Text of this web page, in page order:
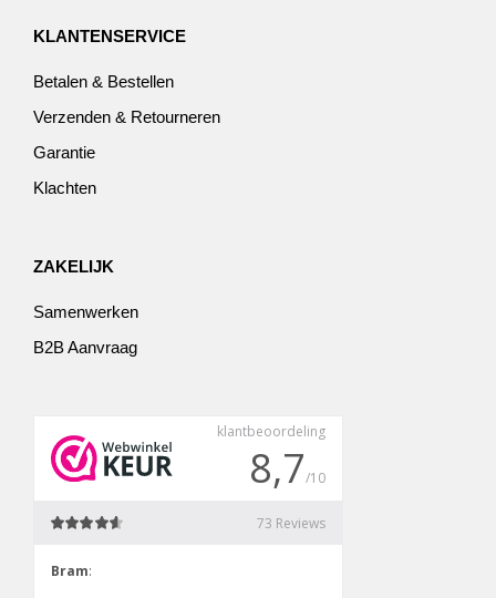
KLANTENSERVICE
Betalen & Bestellen
Verzenden & Retourneren
Garantie
Klachten
ZAKELIJK
Samenwerken
B2B Aanvraag